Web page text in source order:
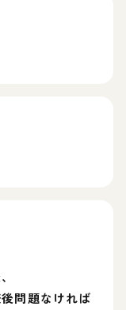
問題なければ